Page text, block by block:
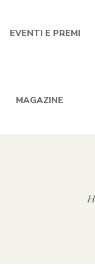
EVENTI E PREMI
MAGAZINE